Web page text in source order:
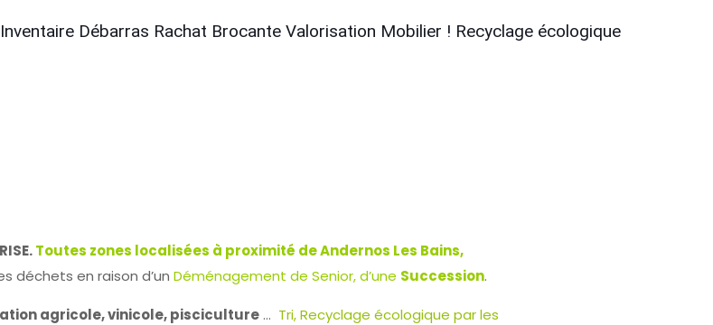
Inventaire Débarras Rachat Brocante Valorisation Mobilier ! Recyclage écologique
Toutes zones localisées à proximité de Andernos Les Bains,
déchets en raison d’un Déménagement de Senior, d’une Succession.
agricole, vinicole, pisciculture … Tri, Recyclage écologique par les